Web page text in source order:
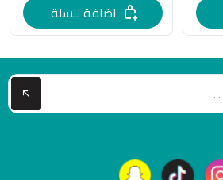
اضافة للسلة